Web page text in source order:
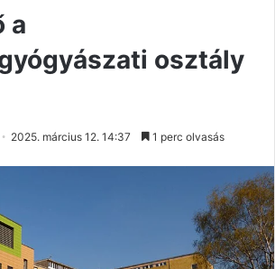
a
osztály
2025. március 12. 14:37 1 perc olvasás